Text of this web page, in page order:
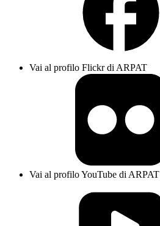
Vai al profilo Flickr di ARPAT
Vai al profilo YouTube di ARPAT